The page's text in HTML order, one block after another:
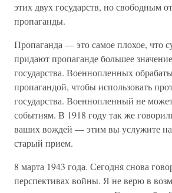
этих двух государств, но свободным
пропаганды.
Пропаганда — это самое плохое, что
придают пропаганде большее
государства. Военнопленных
пропагандой, чтобы использовать
государства. Военнопленный не
событиям. В 1918 году так же
ваших вождей — этим вы услужите
старый прием.
8 марта 1943 года. Сегодня снова
перспективах войны. Я не верю в